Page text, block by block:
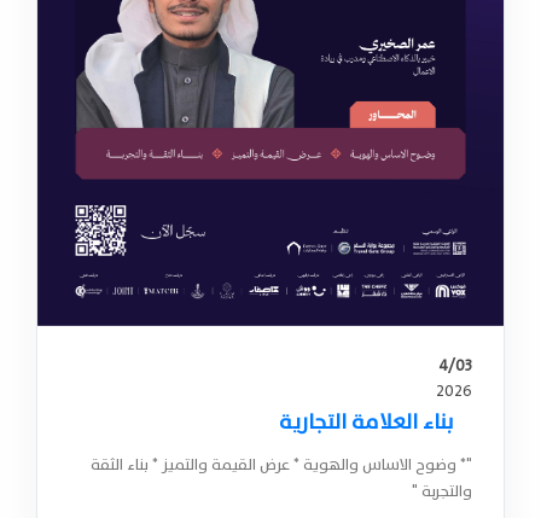
4/03
2026
بناء العلامة التجارية
"* وضوح الاساس والهوية * عرض القيمة والتميز * بناء الثقة
والتجربة "